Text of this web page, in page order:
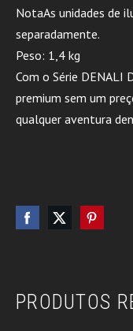
NotaAs unidades de
separadamente.
Peso: 1,4 kg
Com o Série DENALI
premium sem um
qualquer aventura
PRODUTOS